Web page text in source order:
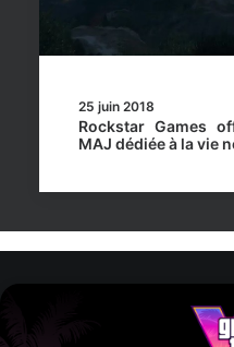
25 juin 2018
Rockstar Games
MAJ dédiée à la vie
Rockstar Mag’, Copyright ©